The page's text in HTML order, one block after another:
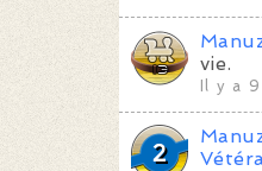
vie.
Il y a